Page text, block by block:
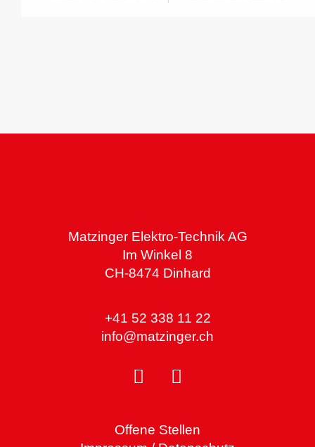
Matzinger Elektro-Technik AG
Im Winkel 8
CH-8474 Dinhard
+41 52 338 11 22
info@matzinger.ch
Offene Stellen